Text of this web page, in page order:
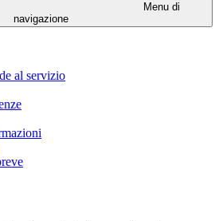
Menu di
navigazione
al servizio